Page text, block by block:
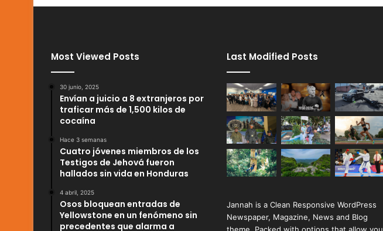
Most Viewed Posts
30 junio, 2025
Envían a juicio a 8 extranjeros por
traficar más de 1,500 kilos de
cocaína
Hace 3 semanas
Cuatro jóvenes miembros de los
Testigos de Jehová fueron
hallados sin vida en Honduras
4 abril, 2025
Osos bloquean entradas de
Yellowstone en un fenómeno sin
precedentes que alarma a
Last Modified Posts
Jannah is a Clean Responsive WordPress
Newspaper, Magazine, News and Blog